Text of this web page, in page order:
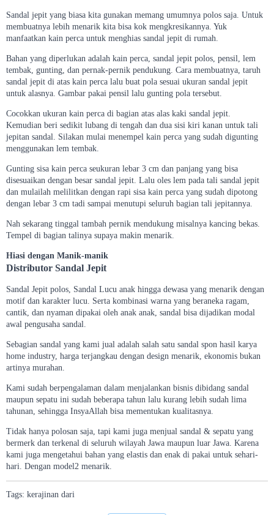
Sandal jepit yang biasa kita gunakan memang umumnya polos saja. Untuk
membuatnya lebih menarik kita bisa kok mengkresikannya. Yuk
manfaatkan kain perca untuk menghias sandal jepit di rumah.
Bahan yang diperlukan adalah kain perca, sandal jepit polos, pensil, lem
tembak, gunting, dan pernak-pernik pendukung. Cara membuatnya, taruh
sandal jepit di atas kain perca lalu buat pola sesuai ukuran sandal jepit
untuk alasnya. Gambar pakai pensil lalu gunting pola tersebut.
Cocokkan ukuran kain perca di bagian atas alas kaki sandal jepit.
Kemudian beri sedikit lubang di tengah dan dua sisi kiri kanan untuk tali
jepitan sandal. Silakan mulai menempel kain perca yang sudah digunting
menggunakan lem tembak.
Gunting sisa kain perca seukuran lebar 3 cm dan panjang yang bisa
disesuaikan dengan besar sandal jepit. Lalu oles lem pada tali sandal jepit
dan mulailah melilitkan dengan rapi sisa kain perca yang sudah dipotong
dengan lebar 3 cm tadi sampai menutupi seluruh bagian tali jepitannya.
Nah sekarang tinggal tambah pernik mendukung misalnya kancing bekas.
Tempel di bagian talinya supaya makin menarik.
Hiasi dengan Manik-manik
Distributor Sandal Jepit
Sandal Jepit polos, Sandal Lucu anak hingga dewasa yang menarik dengan
motif dan karakter lucu. Serta kombinasi warna yang beraneka ragam,
cantik, dan nyaman dipakai oleh anak anak, sandal bisa dijadikan modal
awal pengusaha sandal.
Sebagian sandal yang kami jual adalah salah satu sandal spon hasil karya
home industry, harga terjangkau dengan design menarik, ekonomis bukan
artinya murahan.
Kami sudah berpengalaman dalam menjalankan bisnis dibidang sandal
maupun sepatu ini sudah beberapa tahun lalu kurang lebih sudah lima
tahunan, sehingga InsyaAllah bisa mementukan kualitasnya.
Tidak hanya polosan saja, tapi kami juga menjual sandal & sepatu yang
bermerk dan terkenal di seluruh wilayah Jawa maupun luar Jawa. Karena
kami juga mengetahui bahan yang elastis dan enak di pakai untuk sehari-
hari. Dengan model2 menarik.
Tags: kerajinan dari